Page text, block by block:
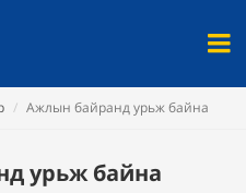
Ажлын байранд урьж байна
урьж байна